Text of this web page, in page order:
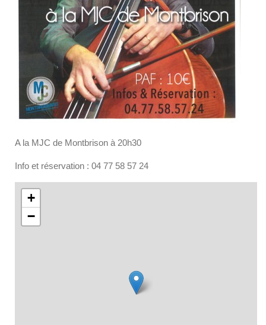
A la MJC de Montbrison à 20h30
Info et réservation : 04 77 58 57 24
+
−